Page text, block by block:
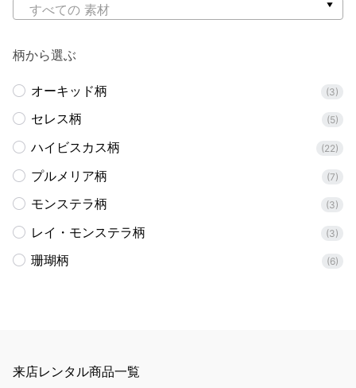
すべての 素材
柄から選ぶ
オーキッド柄 (3)
セレス柄 (5)
ハイビスカス柄 (22)
プルメリア柄 (7)
モンステラ柄 (3)
レイ・モンステラ柄 (3)
珊瑚柄 (6)
来店レンタル商品一覧